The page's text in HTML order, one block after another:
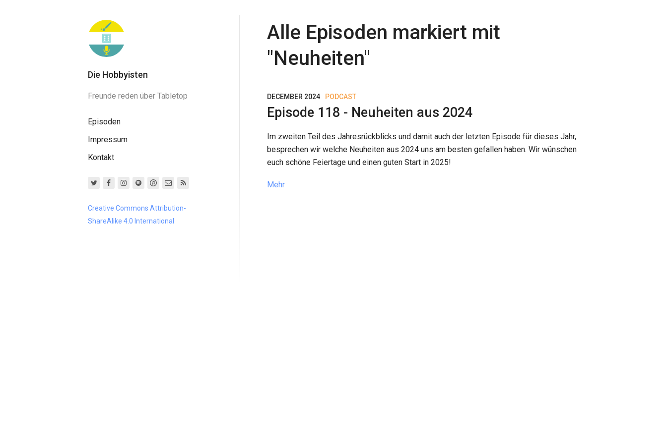
Die Hobbyisten
Freunde reden über Tabletop
Episoden
Impressum
Kontakt
Creative Commons Attribution-
ShareAlike 4.0 International
Alle Episoden markiert mit
"Neuheiten"
DECEMBER 2024 PODCAST
Episode 118 - Neuheiten aus 2024
Im zweiten Teil des Jahresrückblicks und damit auch der letzten Episode für dieses Jahr,
besprechen wir welche Neuheiten aus 2024 uns am besten gefallen haben. Wir wünschen
euch schöne Feiertage und einen guten Start in 2025!
Mehr